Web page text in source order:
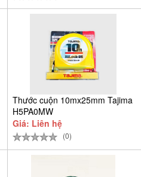
Thước cuộn 10mx25mm Tajima
H5PA0MW
Giá: Liên hệ
(0)